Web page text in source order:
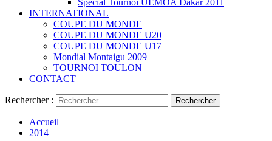
Special Tournoi UEMOA Dakar 2011
INTERNATIONAL
COUPE DU MONDE
COUPE DU MONDE U20
COUPE DU MONDE U17
Mondial Montaigu 2009
TOURNOI TOULON
CONTACT
Rechercher :
Accueil
2014